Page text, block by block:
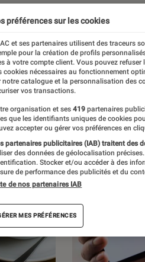
Sélections et guides
préférences sur les cookies
et ses partenaires utilisent des traceurs
pour la création de profils
à votre compte client. Vous pouvez
cookies nécessaires au fonctionnement
notre catalogue et la personnalisation des
vos transactions.
organisation et ses 419 partenaires
que les identifiants uniques de cookies
accepter ou gérer vos préférences en
partenaires publicitaires (IAB) traitent des
des données de géolocalisation
Stocker et/ou accéder à des
de performance des publicités et du
de nos partenaires IAB
MES PRÉFÉRENCES